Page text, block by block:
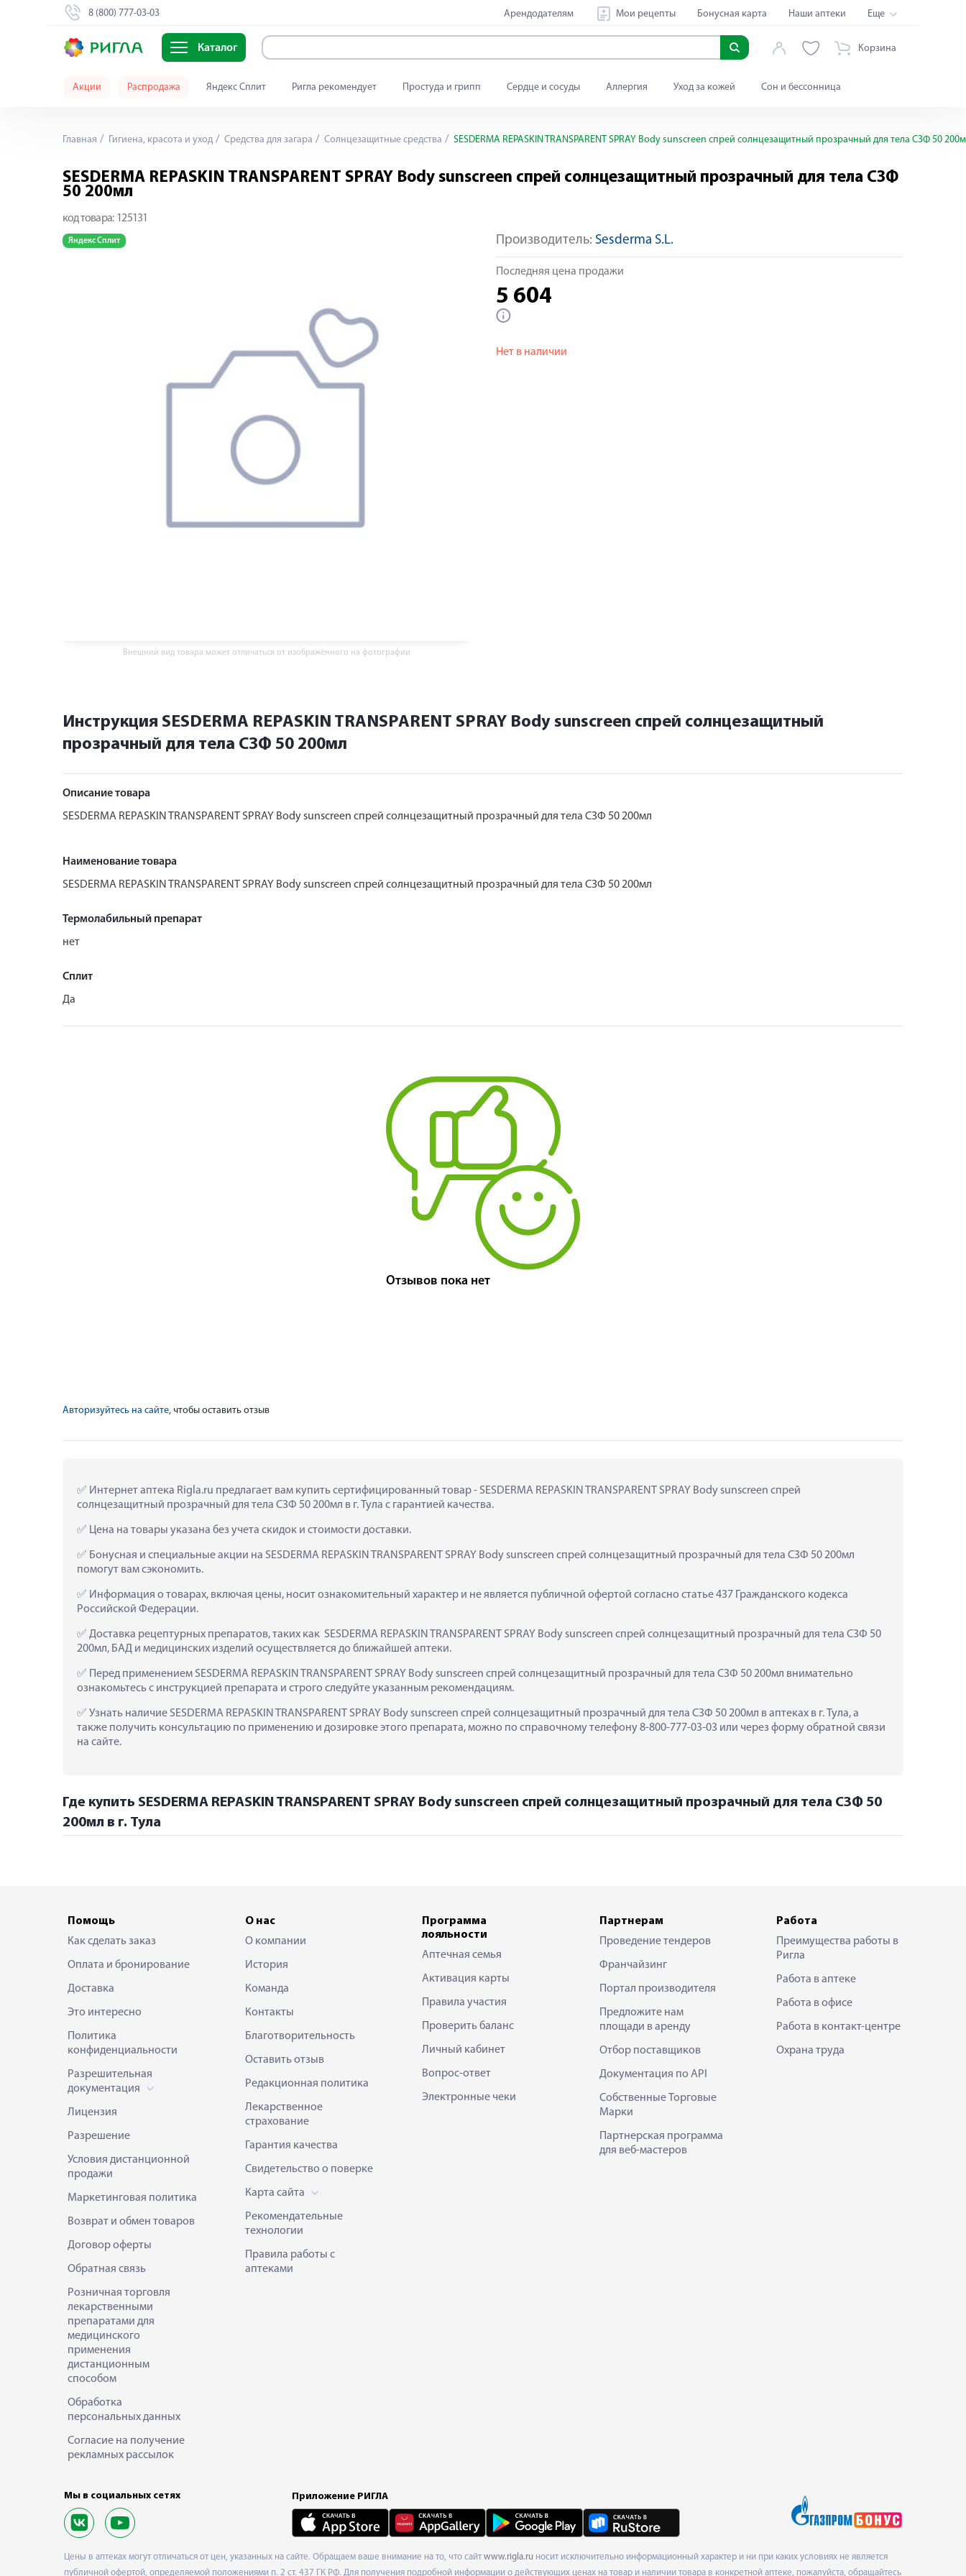
8 (800) 777-03-03 Арендодателям Мои рецепты Бонусная карта Наши аптеки Еще
Каталог Корзина
Акции Распродажа Яндекс Сплит Ригла рекомендует Простуда и грипп Сердце и сосуды Аллергия Уход за кожей Сон и бессонница
Главная Гигиена, красота и уход Средства для загара Солнцезащитные средства SESDERMA REPASKIN TRANSPARENT SPRAY Body sunscreen спрей солнцезащитный прозрачный для тела СЗФ 50
SESDERMA REPASKIN TRANSPARENT SPRAY Body sunscreen спрей солнцезащитный прозрачный для тела СЗФ
50 200мл
код товара: 125131
Яндекс Сплит
Внешний вид товара может отличаться от изображённого на фотографии
Производитель: Sesderma S.L.
Последняя цена продажи
5 604
Нет в наличии
Инструкция SESDERMA REPASKIN TRANSPARENT SPRAY Body sunscreen спрей солнцезащитный
прозрачный для тела СЗФ 50 200мл
Описание товара
SESDERMA REPASKIN TRANSPARENT SPRAY Body sunscreen спрей солнцезащитный прозрачный для тела СЗФ 50 200мл
Наименование товара
SESDERMA REPASKIN TRANSPARENT SPRAY Body sunscreen спрей солнцезащитный прозрачный для тела СЗФ 50 200мл
Термолабильный препарат
нет
Сплит
Да
Отзывов пока нет
Авторизуйтесь на сайте, чтобы оставить отзыв
Интернет аптека Rigla.ru предлагает вам купить сертифицированный товар - SESDERMA REPASKIN TRANSPARENT SPRAY Body sunscreen спрей
солнцезащитный прозрачный для тела СЗФ 50 200мл в г. Тула с гарантией качества.
Цена на товары указана без учета скидок и стоимости доставки.
Бонусная и специальные акции на SESDERMA REPASKIN TRANSPARENT SPRAY Body sunscreen спрей солнцезащитный прозрачный для тела СЗФ 50 200мл
помогут вам сэкономить.
Информация о товарах, включая цены, носит ознакомительный характер и не является публичной офертой согласно статье 437 Гражданского кодекса
Российской Федерации.
Доставка рецептурных препаратов, таких как  SESDERMA REPASKIN TRANSPARENT SPRAY Body sunscreen спрей солнцезащитный прозрачный для тела СЗФ 50
200мл, БАД и медицинских изделий осуществляется до ближайшей аптеки.
Перед применением SESDERMA REPASKIN TRANSPARENT SPRAY Body sunscreen спрей солнцезащитный прозрачный для тела СЗФ 50 200мл внимательно
ознакомьтесь с инструкцией препарата и строго следуйте указанным рекомендациям.
Узнать наличие SESDERMA REPASKIN TRANSPARENT SPRAY Body sunscreen спрей солнцезащитный прозрачный для тела СЗФ 50 200мл в аптеках в г. Тула, а
также получить консультацию по применению и дозировке этого препарата, можно по справочному телефону 8-800-777-03-03 или через форму обратной связи
на сайте.
Где купить SESDERMA REPASKIN TRANSPARENT SPRAY Body sunscreen спрей солнцезащитный прозрачный для тела СЗФ 50
200мл в г. Тула
Помощь
Как сделать заказ
Оплата и бронирование
Доставка
Это интересно
Политика
конфиденциальности
Разрешительная
документация
Лицензия
Разрешение
Условия дистанционной
продажи
Маркетинговая политика
Возврат и обмен товаров
Договор оферты
Обратная связь
Розничная торговля
лекарственными
препаратами для
медицинского
применения
дистанционным
способом
Обработка
персональных данных
Согласие на получение
рекламных рассылок
О нас
О компании
История
Команда
Контакты
Благотворительность
Оставить отзыв
Редакционная политика
Лекарственное
страхование
Гарантия качества
Свидетельство о поверке
Карта сайта
Рекомендательные
технологии
Правила работы с
аптеками
Программа
лояльности
Аптечная семья
Активация карты
Правила участия
Проверить баланс
Личный кабинет
Вопрос-ответ
Электронные чеки
Партнерам
Проведение тендеров
Франчайзинг
Портал производителя
Предложите нам
площади в аренду
Отбор поставщиков
Документация по API
Собственные Торговые
Марки
Партнерская программа
для веб-мастеров
Работа
Преимущества работы в
Ригла
Работа в аптеке
Работа в офисе
Работа в контакт-центре
Охрана труда
Мы в социальных сетях Приложение РИГЛА
Цены в аптеках могут отличаться от цен, указанных на сайте. Обращаем ваше внимание на то, что сайт www.rigla.ru носит исключительно информационный характер и ни при каких условиях не является
публичной офертой, определяемой положениями п. 2 ст. 437 ГК РФ. Для получения подробной информации о действующих ценах на товар и наличии товара в конкретной аптеке, пожалуйста, обращайтесь